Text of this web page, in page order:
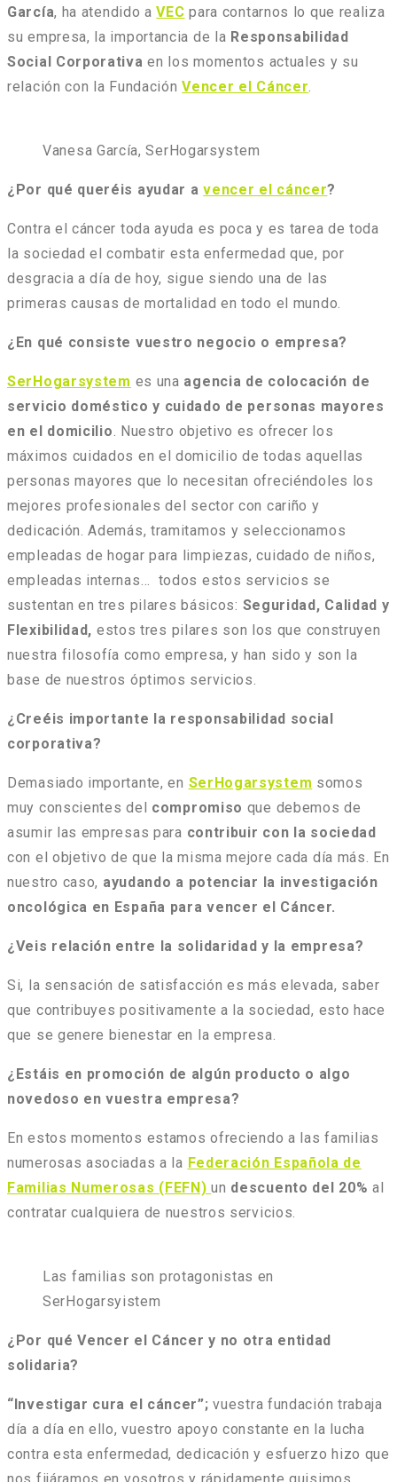
García, ha atendido aVEC para contarnos lo que realiza
su empresa, la importancia de la Responsabilidad
Social Corporativa en los momentos actuales y su
relación con la FundaciónVencer el Cáncer.
Vanesa García, SerHogarsystem
¿Por qué queréis ayudar avencer el cáncer?
Contra el cáncer toda ayuda es poca y es tarea de toda
la sociedad el combatir esta enfermedad que, por
desgracia a día de hoy, sigue siendo una de las
primeras causas de mortalidad en todo el mundo.
¿En qué consiste vuestro negocio o empresa?
SerHogarsystem es una agencia de colocación de
servicio doméstico y cuidado de personas mayores
en el domicilio. Nuestro objetivo es ofrecer los
máximos cuidados en el domicilio de todas aquellas
personas mayores que lo necesitan ofreciéndoles los
mejores profesionales del sector con cariño y
dedicación. Además, tramitamos y seleccionamos
empleadas de hogar para limpiezas, cuidado de niños,
empleadas internas… todos estos servicios se
sustentan en tres pilares básicos: Seguridad, Calidad y
Flexibilidad, estos tres pilares son los que construyen
nuestra filosofía como empresa, y han sido y son la
base de nuestros óptimos servicios.
¿Creéis importante la responsabilidad social
corporativa?
Demasiado importante, en SerHogarsystem somos
muy conscientes del compromiso que debemos de
asumir las empresas para contribuir con la sociedad
con el objetivo de que la misma mejore cada día más. En
nuestro caso, ayudando a potenciar la investigación
oncológica en España para vencer el Cáncer.
¿Veis relación entre la solidaridad y la empresa?
Si, la sensación de satisfacción es más elevada, saber
que contribuyes positivamente a la sociedad, esto hace
que se genere bienestar en la empresa.
¿Estáis en promoción de algún producto o algo
novedoso en vuestra empresa?
En estos momentos estamos ofreciendo a las familias
numerosas asociadas a la Federación Española de
Familias Numerosas (FEFN)un descuento del 20% al
contratar cualquiera de nuestros servicios.
Las familias son protagonistas en
SerHogarsyistem
¿Por qué Vencer el Cáncer y no otra entidad
solidaria?
“Investigar cura el cáncer”;vuestra fundación trabaja
día a día en ello, vuestro apoyo constante en la lucha
contra esta enfermedad, dedicación y esfuerzo hizo que